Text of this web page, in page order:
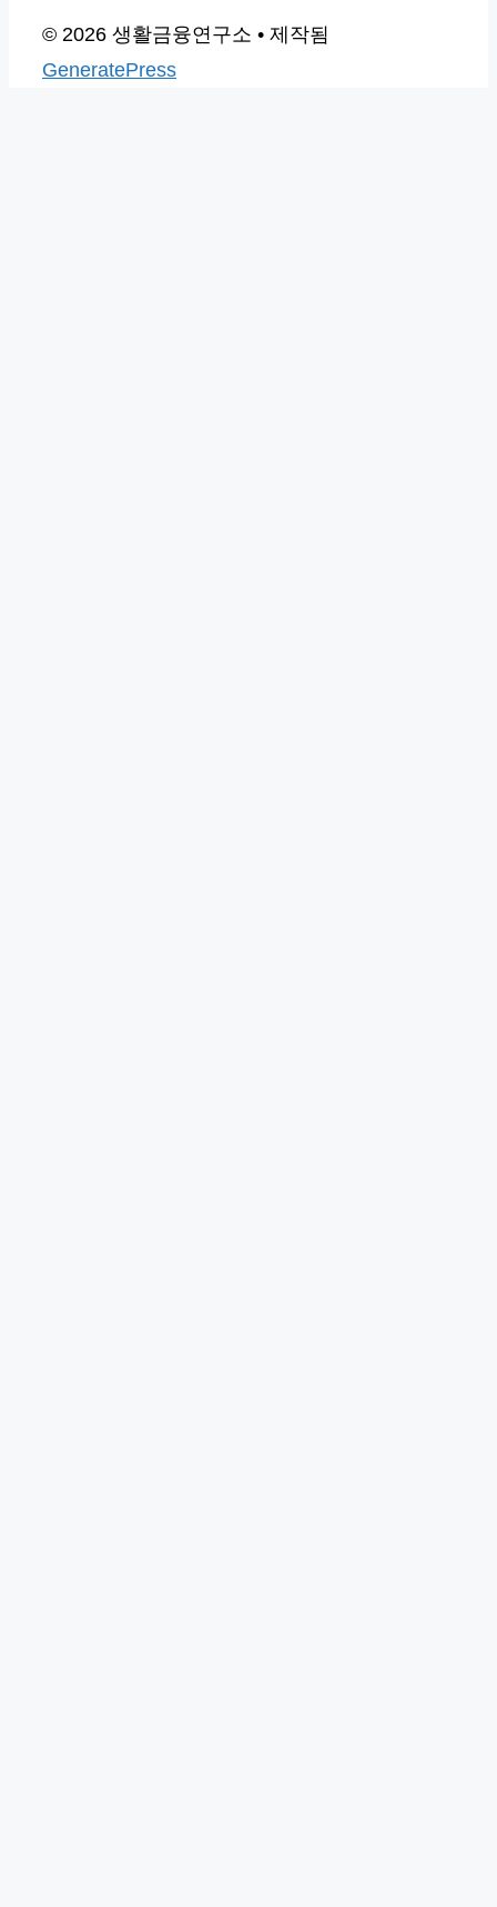
© 2026 생활금융연구소 • 제작됨
GeneratePress